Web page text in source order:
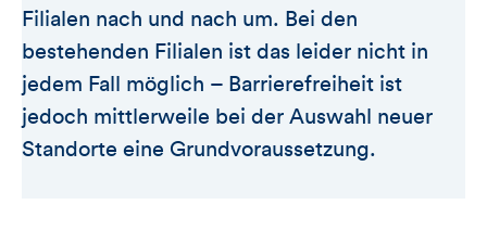
Filialen nach und nach um. Bei den
bestehenden Filialen ist das leider nicht in
jedem Fall möglich – Barrierefreiheit ist
jedoch mittlerweile bei der Auswahl neuer
Standorte eine Grundvoraussetzung.